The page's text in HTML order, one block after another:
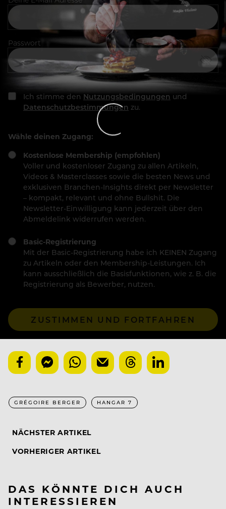
Passwort
Ich stimme den Nutzungsbedingungen und
Datenschutzbestimmungen zu.
Wähle deinen Zugang:
Kostenlose Membership (empfohlen)
Voller und kostenloser Zugang zu allen Artikeln,
Videos & Masterclasses sowie die besten News und
exklusiven Branchen-Insights direkt per Newsletter
– kompakt, relevant und ohne Bullshit. Die
Newsletter-Einwilligung kann jederzeit über den
Abmeldelink widerrufen werden.
Basic-Registrierung
Mit der Basic-Registrierung habe ich KEINEN Zugang
zu Artikeln oder den Membership-Leistungen. Ich
kann ausschließlich die Basisfunktionen, wie z. B. die
Registrierung als Bewerber, nutzen.
ZUSTIMMEN UND FORTFAHREN
GRÉGOIRE BERGER HANGAR 7
NÄCHSTER ARTIKEL
VORHERIGER ARTIKEL
DAS KÖNNTE DICH AUCH
INTERESSIEREN